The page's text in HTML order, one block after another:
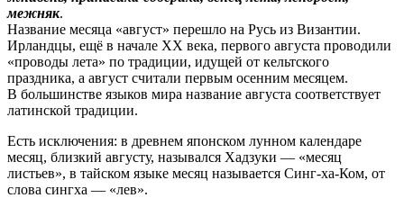
межняк.
Название месяца «август» перешло на Русь из Византии.
Ирландцы, ещё в начале XX века, первого августа проводили
«проводы лета» по традиции, идущей от кельтского
праздника, а август считали первым осенним месяцем.
В большинстве языков мира название августа соответствует
латинской традиции.
Есть исключения: в древнем японском лунном календаре
месяц, близкий августу, назывался Хадзуки — «месяц
листьев», в тайском языке месяц называется Синг-ха-Ком, от
слова сингха — «лев».